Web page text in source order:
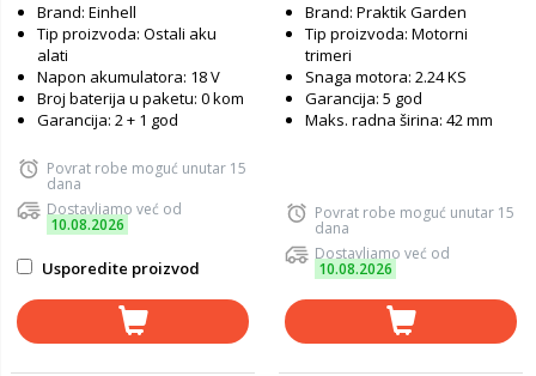
Brand: Einhell
Tip proizvoda: Ostali aku
alati
Napon akumulatora: 18 V
Broj baterija u paketu: 0 kom
Garancija: 2 + 1 god
Povrat robe moguć unutar 15
dana
Dostavljamo već od
10.08.2026
Usporedite proizvod
Brand: Praktik Garden
Tip proizvoda: Motorni
trimeri
Snaga motora: 2.24 KS
Garancija: 5 god
Maks. radna širina: 42 mm
Povrat robe moguć unutar 15
dana
Dostavljamo već od
10.08.2026